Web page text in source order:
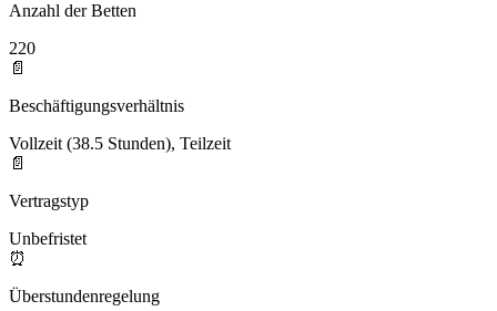
Anzahl der Betten
220
📄
Beschäftigungsverhältnis
Vollzeit (38.5 Stunden), Teilzeit
📄
Vertragstyp
Unbefristet
⏰
Überstundenregelung